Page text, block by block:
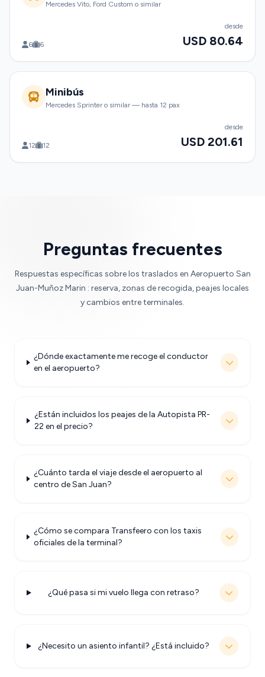
Mercedes Vito, Ford Custom o similar
6 6
desde
USD 80.64
Minibús
Mercedes Sprinter o similar — hasta 12 pax
12 12
desde
USD 201.61
Preguntas frecuentes
Respuestas específicas sobre los traslados en Aeropuerto San
Juan-Muñoz Marin : reserva, zonas de recogida, peajes locales
y cambios entre terminales.
¿Dónde exactamente me recoge el conductor
en el aeropuerto?
¿Están incluidos los peajes de la Autopista PR-
22 en el precio?
¿Cuánto tarda el viaje desde el aeropuerto al
centro de San Juan?
¿Cómo se compara Transfeero con los taxis
oficiales de la terminal?
¿Qué pasa si mi vuelo llega con retraso?
¿Necesito un asiento infantil? ¿Está incluido?